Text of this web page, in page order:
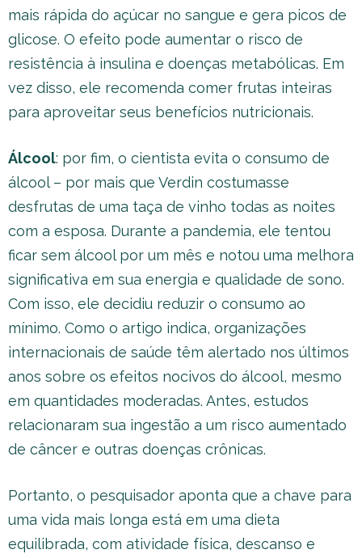
mais rápida do açúcar no sangue e gera picos de
glicose. O efeito pode aumentar o risco de
resistência à insulina e doenças metabólicas. Em
vez disso, ele recomenda comer frutas inteiras
para aproveitar seus benefícios nutricionais.
Álcool: por fim, o cientista evita o consumo de
álcool – por mais que Verdin costumasse
desfrutas de uma taça de vinho todas as noites
com a esposa. Durante a pandemia, ele tentou
ficar sem álcool por um mês e notou uma melhora
significativa em sua energia e qualidade de sono.
Com isso, ele decidiu reduzir o consumo ao
mínimo. Como o artigo indica, organizações
internacionais de saúde têm alertado nos últimos
anos sobre os efeitos nocivos do álcool, mesmo
em quantidades moderadas. Antes, estudos
relacionaram sua ingestão a um risco aumentado
de câncer e outras doenças crônicas.
Portanto, o pesquisador aponta que a chave para
uma vida mais longa está em uma dieta
equilibrada, com atividade física, descanso e